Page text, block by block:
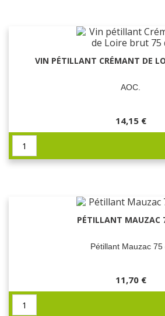
VIN PÉTILLANT CRÉMANT DE
AOC.
14,15 €
PÉTILLANT MAUZAC
Pétillant Mauzac 75
11,70 €